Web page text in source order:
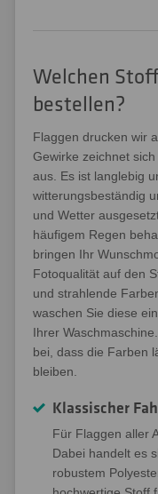
Welchen
bestellen?
Flaggen drucken wir
Gewirke zeichnet
aus. Es ist langlebig
witterungsbeständig
und Wetter
häufigem Regen
bringen Ihr
Fotoqualität auf den
und strahlende
waschen Sie diese
Ihrer
bei, dass die Farben
bleiben.
Klassischer
Für Flaggen aller
Dabei handelt es
robustem